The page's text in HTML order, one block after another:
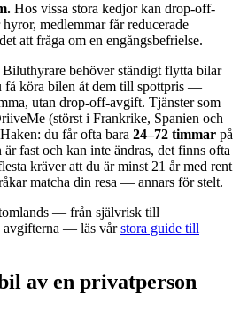
Hos vissa stora kedjor kan drop-off-
medlemmar får reducerade
att fråga om en engångsbefrielse.
Biluthyrare behöver ständigt flytta bilar
få köra bilen åt dem till spottpris —
utan drop-off-avgift. Tjänster som
(störst i Frankrike, Spanien och
du får ofta bara 24–72 timmar på
fast och kan inte ändras, det finns ofta
kräver att du är minst 21 år med rent
matcha din resa — annars för stelt.
— från självrisk till
avgifterna — läs vårstora guide till
av en privatperson